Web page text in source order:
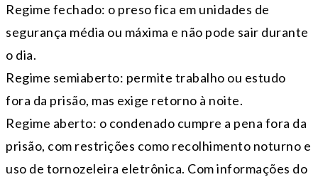
Regime fechado: o preso fica em unidades de
segurança média ou máxima e não pode sair durante
o dia.
Regime semiaberto: permite trabalho ou estudo
fora da prisão, mas exige retorno à noite.
Regime aberto: o condenado cumpre a pena fora da
prisão, com restrições como recolhimento noturno e
uso de tornozeleira eletrônica. Com informações do